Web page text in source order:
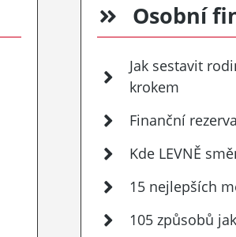
Osobní
Jak sestavit
krokem
Finanční
Kde LEVNĚ
15 nejlepších
105 způsobů